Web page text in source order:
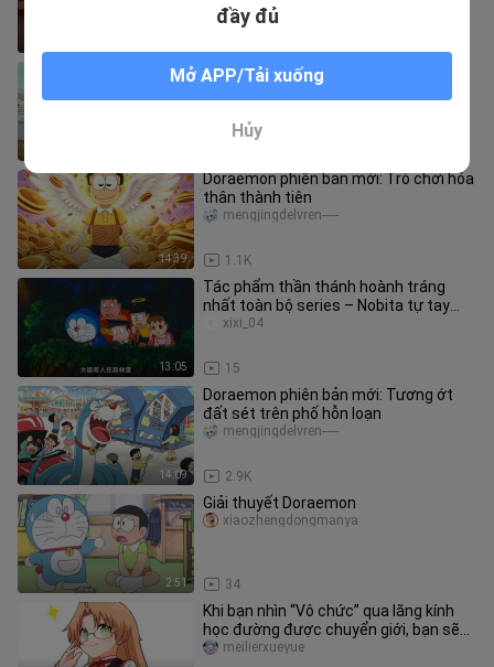
Cứu lấy bác sĩ DeLong!! Phiên bản
tương tác! Hãy cùng nhau khắc phục
14:39
Doraemon phiên bản mới: Trò chơi hóa
thân thành tiên
1.1K
mengjingdelvren-----
13:05
Tác phẩm thần thánh hoành tráng
nhất toàn bộ series – Nobita tự tay
sáng tạo nên cả một nền văn minh
15
xixi_04
14:09
Doraemon phiên bản mới: Tương ớt
đất sét trên phố hỗn loạn
2.9K
mengjingdelvren-----
2:51
Giải thuyết Doraemon
34
xiaozhengdongmanya
Khi bạn nhìn “Vô chức” qua lăng kính
học đường được chuyển giới, bạn sẽ
lập tức đồng cảm với Nina!
meilierxueyue
đầy đủ
Mở APP/Tải xuống
Hủy